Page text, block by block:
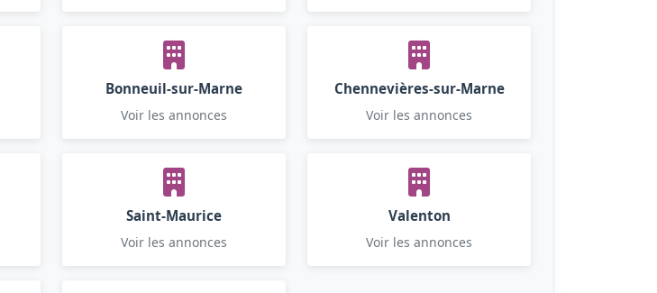
Bonneuil-sur-Marne
Voir les annonces
Chennevières-sur-Marne
Voir les annonces
Saint-Maurice
Voir les annonces
Valenton
Voir les annonces